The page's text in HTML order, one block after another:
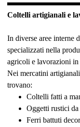
Coltelli artigianali e
In diverse aree interne
specializzati nella
agricoli e lavorazioni in
Nei mercatini
trovano:
Coltelli fatti a
Oggetti rustici da
Ferri battuti